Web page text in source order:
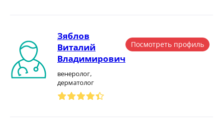
Зяблов
Виталий
Владимирович
венеролог,
дерматолог
Посмотреть профиль